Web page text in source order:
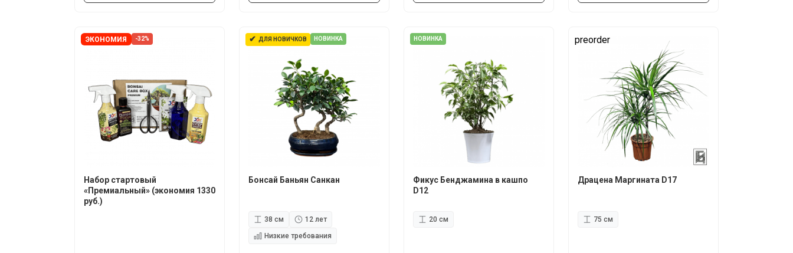
ЭКОНОМИЯ -32%
Набор стартовый
«Премиальный» (экономия 1330
руб.)
✔ ДЛЯ НОВИЧКОВ НОВИНКА
Бонсай Баньян Санкан
38 см
12 лет
Низкие требования
НОВИНКА
Фикус Бенджамина в кашпо
D12
20 см
preorder
Драцена Маргината D17
75 см